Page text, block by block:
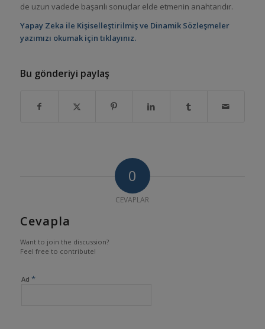
de uzun vadede başarılı sonuçlar elde etmenin anahtarıdır.
Yapay Zeka ile Kişiselleştirilmiş ve Dinamik Sözleşmeler
yazımızı okumak için tıklayınız.
Bu gönderiyi paylaş
0
CEVAPLAR
Cevapla
Want to join the discussion?
Feel free to contribute!
Ad *